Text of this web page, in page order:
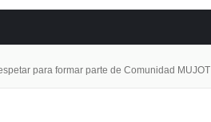
para formar parte de Comunidad MUJOT